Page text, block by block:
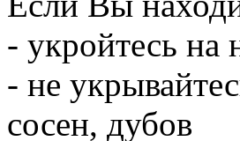
- укройтесь на
- не
сосен, дубов